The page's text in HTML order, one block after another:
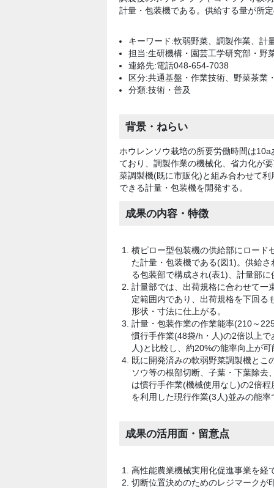
計量・包装機である。供給する量が所
キーワード:軟弱野菜、調製作業、計
担当:生研機構・園芸工学研究部・野
連絡先:電話048-654-7038
区分:共通基盤・作業技術、野菜茶業
分類:技術・普及
背景・ねらい
ホウレンソウ栽培の所要労働時間は
ており、調製作業の機械化、省力化が
菜調製機(既に市販化)と組み合わせて
できる計量・包装機を開発する。
成果の内容・特徴
横ピロー型包装機の供給部にロード
た計量・包装機である(図1)。供給
る包装部で構成され(表1)、計量部
計量部では、出荷規格に合わせて一
定範囲内であり、出荷規格を下回る
形状・寸法に仕上がる。
計量・包装作業の作業能率(210～
慣行手作業(48袋/h・人)の2倍以上
人)と比較し、約20%の能率向上が
既に開発済みの軟弱野菜調製機と
ソウ等の根部切断、子葉・下葉除去
は慣行手作業(機械使用なし)の2倍
を利用した現行作業(3人)並みの能
成果の活用面・留意点
高性能農業機械実用化促進事業を経
切断位置決めのためのレジマークが